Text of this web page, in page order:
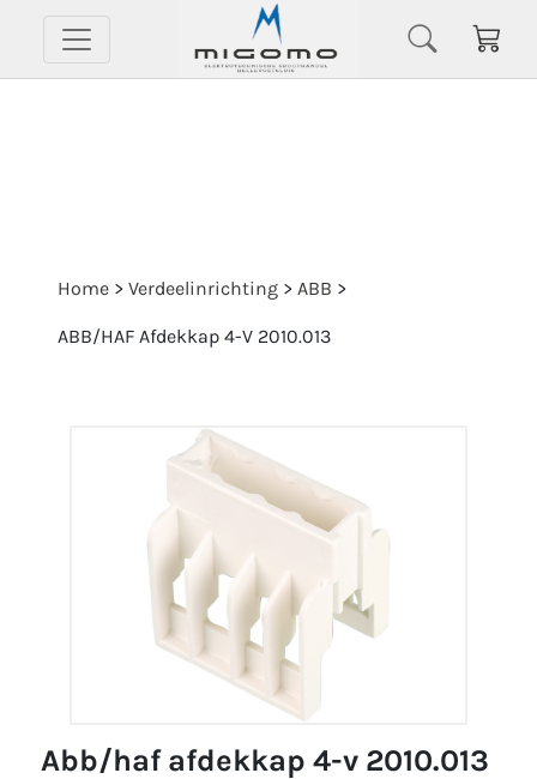
Home > Verdeelinrichting > ABB >
ABB/HAF Afdekkap 4-V 2010.013
abb/haf afdekkap 4-v 2010.013